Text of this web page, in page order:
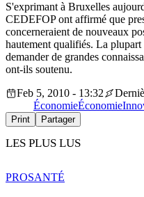
S'exprimant à Bruxelles
CEDEFOP ont affirmé que
concerneraient de nouveaux
hautement qualifiés. La plupart
demander de grandes
ont-ils soutenu.
Feb 5, 2010 - 13:32
ÉconomieÉconomie
Print Partager
LES PLUS LUS
PROSANTÉ